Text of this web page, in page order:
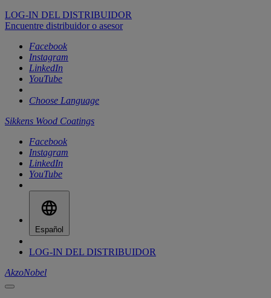
LOG-IN DEL DISTRIBUIDOR
Encuentre distribuidor o asesor
Facebook
Instagram
LinkedIn
YouTube
Choose Language
Sikkens Wood Coatings
Facebook
Instagram
LinkedIn
YouTube
Español
LOG-IN DEL DISTRIBUIDOR
AkzoNobel